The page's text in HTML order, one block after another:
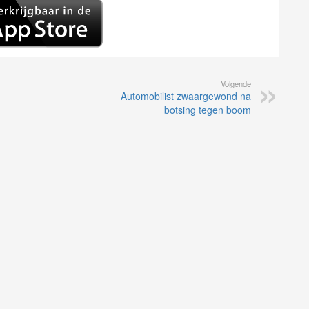
Volgende
Automobilist zwaargewond na
botsing tegen boom